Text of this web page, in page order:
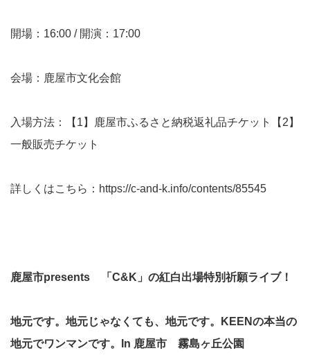
開場：16:00 / 開演：17:00
会場：鹿屋市文化会館
入場方法：【1】鹿屋市ふるさと納税返礼品チケット【2】
一般販売チケット
詳しくはこちら： https://c-and-k.info/contents/85545
鹿屋市presents 「C&K」の紅白出場特別祈願ライブ！
地元です。地元じゃなくても、地元です。KEENの本当の
地元でワンマンです。In 鹿屋市 霧島ヶ丘公園